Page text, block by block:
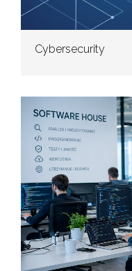
Cybersecurity